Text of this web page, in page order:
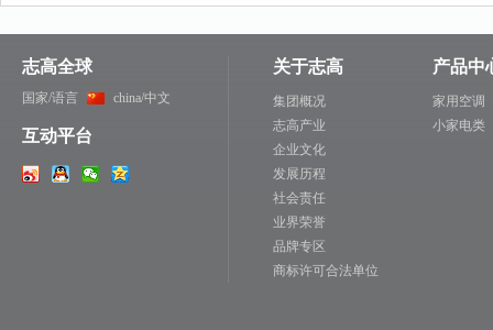
志高全球
国家/语言 china/中文
互动平台
关于志高
集团概况
志高产业
企业文化
发展历程
社会责任
业界荣誉
品牌专区
商标许可合法单位
产品中
家用空调
小家电类